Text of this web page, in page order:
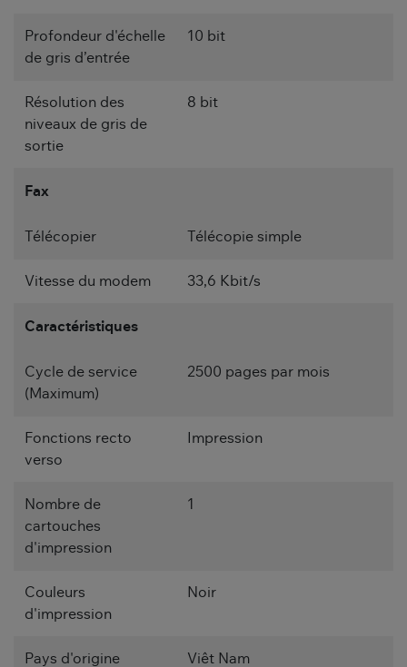
Profondeur d'échelle
de gris d’entrée
10 bit
Résolution des
niveaux de gris de
sortie
8 bit
Fax
Télécopier Télécopie simple
Vitesse du modem 33,6 Kbit/s
Caractéristiques
Cycle de service
(Maximum)
2500 pages par mois
Fonctions recto
verso
Impression
Nombre de
cartouches
d'impression
1
Couleurs
d'impression
Noir
Pays d'origine Viêt Nam